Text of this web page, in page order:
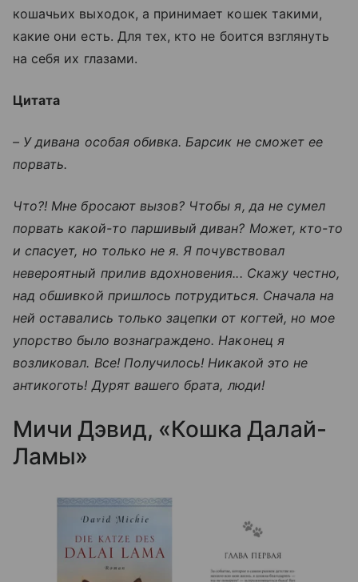
кошачьих выходок, а принимает кошек такими,
какие они есть. Для тех, кто не боится взглянуть
на себя их глазами.
Цитата
– У дивана особая обивка. Барсик не сможет ее
порвать.
Что?! Мне бросают вызов? Чтобы я, да не сумел
порвать какой-то паршивый диван? Может, кто-то
и спасует, но только не я. Я почувствовал
невероятный прилив вдохновения... Скажу честно,
над обшивкой пришлось потрудиться. Сначала на
ней оставались только зацепки от когтей, но мое
упорство было вознаграждено. Наконец я
возликовал. Все! Получилось! Никакой это не
антикоготь! Дурят вашего брата, люди!
Мичи Дэвид, «Кошка Далай-
Ламы»